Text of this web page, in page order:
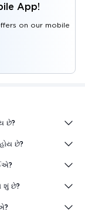
App!
on our mobile
છે?
છે?
શું છે?